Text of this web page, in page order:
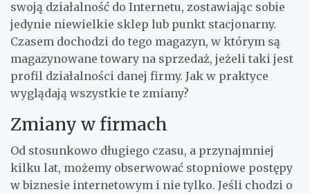
swoją działalność do Internetu, zostawiając sobie
jedynie niewielkie sklep lub punkt stacjonarny.
Czasem dochodzi do tego magazyn, w którym są
magazynowane towary na sprzedaż, jeżeli taki jest
profil działalności danej firmy. Jak w praktyce
wyglądają wszystkie te zmiany?
Zmiany w firmach
Od stosunkowo długiego czasu, a przynajmniej
kilku lat, możemy obserwować stopniowe postępy
w biznesie internetowym i nie tylko. Jeśli chodzi o